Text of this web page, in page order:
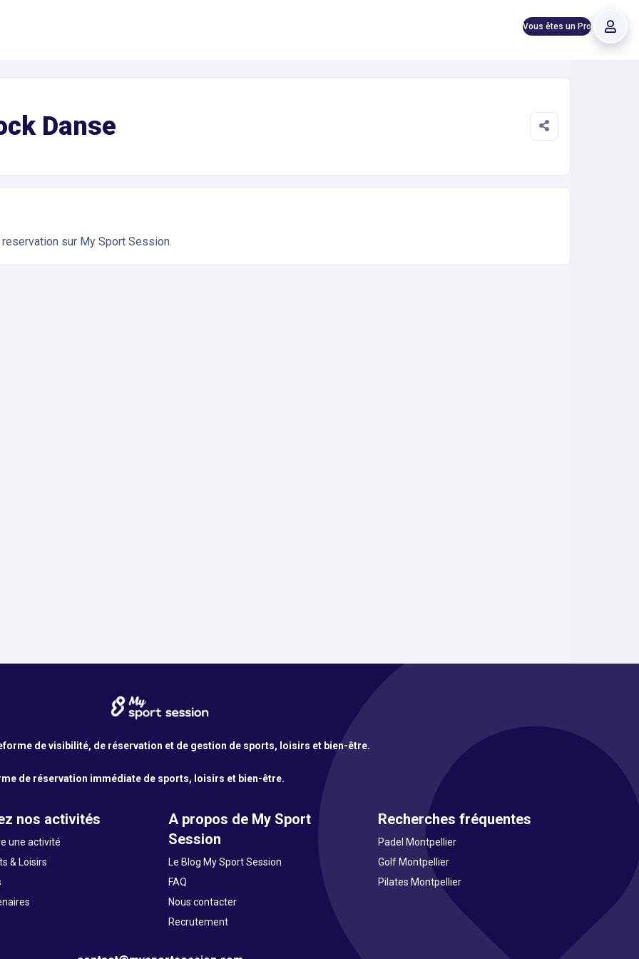
Vous êtes un Pro
Danse
sur My Sport Session.
de visibilité, de réservation et de gestion de sports, loisirs et bien-être.
de réservation immédiate de sports, loisirs et bien-être.
nos activités
une activité
& Loisirs
A propos de My Sport
Session
Le Blog My Sport Session
FAQ
Nous contacter
Recrutement
Recherches fréquentes
Padel Montpellier
Golf Montpellier
Pilates Montpellier